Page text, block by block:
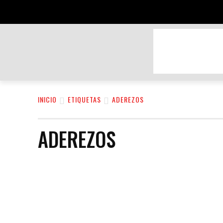
INICIO ETIQUETAS ADEREZOS
ADEREZOS